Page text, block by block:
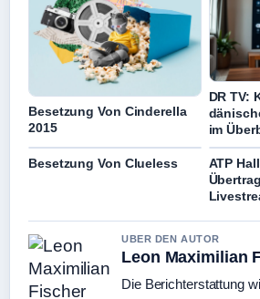
Besetzung Von Cinderella
2015
DR TV:
im
Besetzung Von Clueless
ATP
UBER DEN AUTOR
Leon Maximilian
Die Berichterstattung